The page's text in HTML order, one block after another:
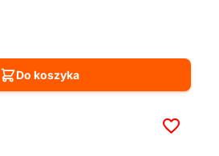
Do koszyka